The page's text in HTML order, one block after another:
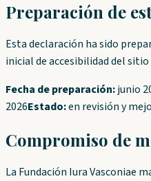
Preparación de
Esta declaración ha sido
inicial de accesibilidad del sitio
Fecha de preparación:junio
2026Estado:en revisión y
Compromiso de
La Fundación Iura Vasconiae